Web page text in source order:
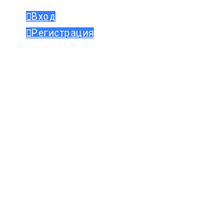
Вход
Регистрация